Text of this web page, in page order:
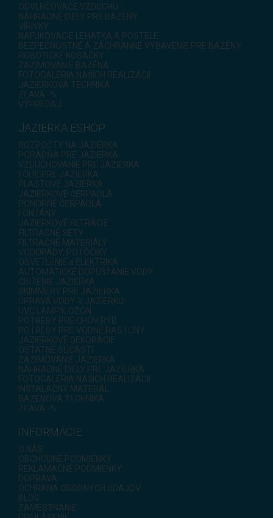
ODVLHČOVAČE VZDUCHU
NÁHRADNÉ DIELY PRE BAZÉNY
VÍRIVKY
NAFUKOVACIE LEHÁTKA A POSTELE
BEZPEČNOSTNÉ A ZÁCHRANNÉ VYBAVENIE PRE BAZÉNY
ROBOTICKÉ KOSAČKY
ZAZIMOVANIE BAZÉNA
FOTOGALÉRIA NAŠICH REALIZÁCIÍ
JAZIERKOVÁ TECHNIKA
ZĽAVA -%
VÝPREDAJ
JAZIERKA ESHOP
ROZPOČTY NA JAZIERKA
PORADŇA PRE JAZIERKA
VZDUCHOVANIE PRE JAZIERKA
FÓLIE PRE JAZIERKA
PLASTOVÉ JAZIERKA
JAZIERKOVÉ ČERPADLÁ
PONORNÉ ČERPADLÁ
FONTÁNY
JAZIERKOVÉ FILTRÁCIE
FILTRAČNÉ SETY
FILTRAČNÉ MATERIÁLY
VODOPÁDY, POTÔČIKY
OSVETLENIE a ELEKTRIKA
AUTOMATICKÉ DOPÚŠŤANIE VODY
ČISTENIE JAZIERKA
SKIMMERY PRE JAZIERKA
ÚPRAVA VODY V JAZIERKU
UVC LAMPY, OZÓN
POTREBY PRE CHOV RÝB
POTREBY PRE VODNÉ RASTLINY
JAZIERKOVÉ DEKORÁCIE
OSTATNÉ SÚČASTI
ZAZIMOVANIE JAZIERKA
NÁHRADNÉ DIELY PRE JAZIERKA
FOTOGALÉRIA NAŠICH REALIZÁCIÍ
INŠTALAČNÝ MATERÁL
BAZÉNOVÁ TECHNIKA
ZĽAVA -%
INFORMÁCIE
O NÁS
OBCHODNÉ PODMIENKY
REKLAMAČNÉ PODMIENKY
DOPRAVA
OCHRANA OSOBNÝCH ÚDAJOV
BLOG
ZAMESTNANIE